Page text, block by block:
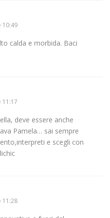
10:49
calda e morbida. Baci
11:17
deve essere anche
Pamela… sai sempre
e scegli con
11:28